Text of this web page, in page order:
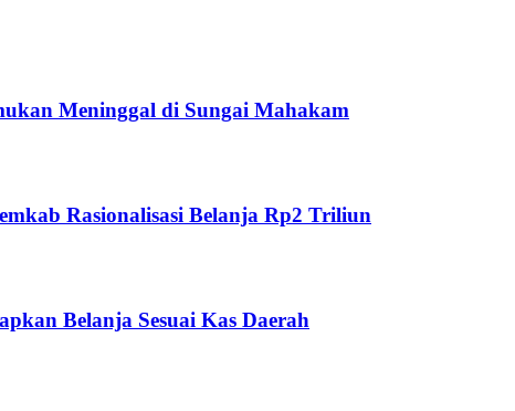
Meninggal di Sungai Mahakam
Rasionalisasi Belanja Rp2 Triliun
Belanja Sesuai Kas Daerah